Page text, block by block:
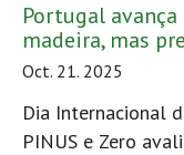
Portugal
madeira, mas
Oct. 21. 2025
Dia Internacional
PINUS e Zero